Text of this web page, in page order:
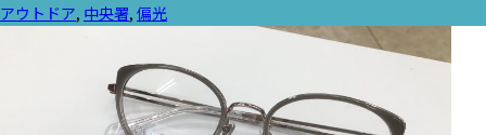
アウトドア, 中央署, 偏光